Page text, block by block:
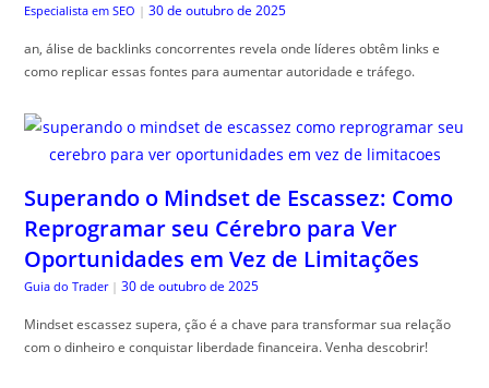
Especialista em SEO | 30 de outubro de 2025
an, álise de backlinks concorrentes revela onde líderes obtêm links e
como replicar essas fontes para aumentar autoridade e tráfego.
Superando o Mindset de Escassez: Como
Reprogramar seu Cérebro para Ver
Oportunidades em Vez de Limitações
Guia do Trader | 30 de outubro de 2025
Mindset escassez supera, ção é a chave para transformar sua relação
com o dinheiro e conquistar liberdade financeira. Venha descobrir!